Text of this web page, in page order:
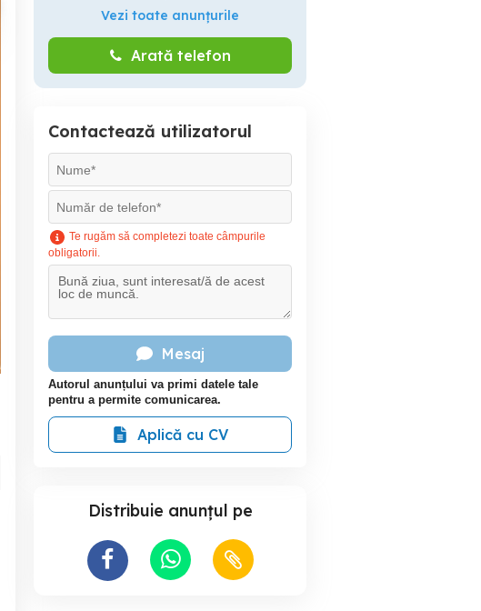
Vezi toate anunțurile
Arată telefon
Contactează utilizatorul
Te rugăm să completezi toate câmpurile
obligatorii.
Mesaj
Autorul anunțului va primi datele tale
pentru a permite comunicarea.
Aplică cu CV
Distribuie anunțul pe